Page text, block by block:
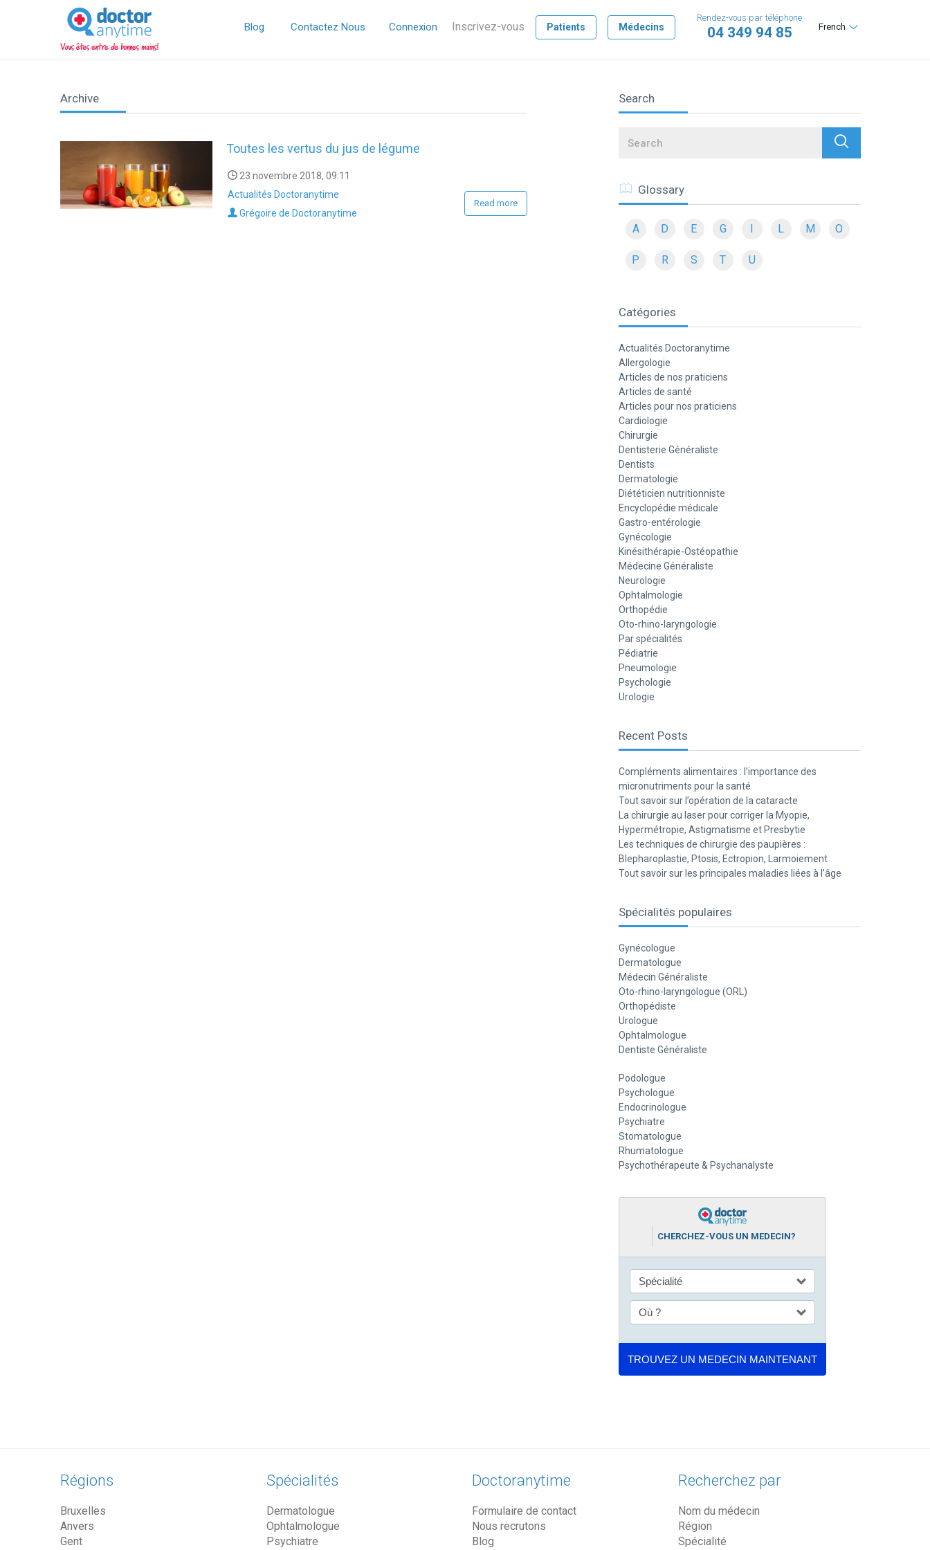
DoctorAnyTime
You
are
in
good
Blog Contactez Nous Connexion Inscrivez-vous Patients Médecins French
Rendez-vous par téléphone
04 349 94 85
Archive
Toutes les vertus du jus de légume
23 novembre 2018, 09:11
Actualités Doctoranytime
Grégoire de Doctoranytime
Read more
Search
Search
Glossary
A D E G I L M O
P R S T U
Catégories
Actualités Doctoranytime
Allergologie
Articles de nos praticiens
Articles de santé
Articles pour nos praticiens
Cardiologie
Chirurgie
Dentisterie Généraliste
Dentists
Dermatologie
Diététicien nutritionniste
Encyclopédie médicale
Gastro-entérologie
Gynécologie
Kinésithérapie-Ostéopathie
Médecine Généraliste
Neurologie
Ophtalmologie
Orthopédie
Oto-rhino-laryngologie
Par spécialités
Pédiatrie
Pneumologie
Psychologie
Urologie
Recent Posts
Compléments alimentaires : l’importance des
micronutriments pour la santé
Tout savoir sur l’opération de la cataracte
La chirurgie au laser pour corriger la Myopie,
Hypermétropie, Astigmatisme et Presbytie
Les techniques de chirurgie des paupières :
Blepharoplastie, Ptosis, Ectropion, Larmoiement
Tout savoir sur les principales maladies liées à l’âge
Spécialités populaires
Gynécologue
Dermatologue
Médecin Généraliste
Oto-rhino-laryngologue (ORL)
Orthopédiste
Urologue
Ophtalmologue
Dentiste Généraliste
Podologue
Psychologue
Endocrinologue
Psychiatre
Stomatologue
Rhumatologue
Psychothérapeute & Psychanalyste
CHERCHEZ-VOUS UN MEDECIN?
Régions
Bruxelles
Anvers
Gent
Spécialités
Dermatologue
Ophtalmologue
Psychiatre
Doctoranytime
Formulaire de contact
Nous recrutons
Blog
Recherchez par
Nom du médecin
Région
Spécialité